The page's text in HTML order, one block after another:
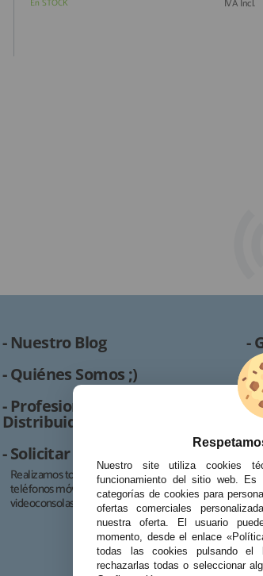
En STOCK IVA Incl.
- Nuestro Blog
- Quiénes Somos ;)
- Profesionales /
Distribuidor
- Solicitar Reparación
Realizamos todo tipo de reparaciones de
teléfonos móviles, tablets, portátiles y
videoconsolas.
-
·
·
·
·
Nuestro site utiliza cookies
funcionamiento del sitio web.
categorías de cookies para
ofertas comerciales
nuestra oferta. El usuario
momento, desde el enlace
todas las cookies pulsando el
rechazarlas todas o seleccionar